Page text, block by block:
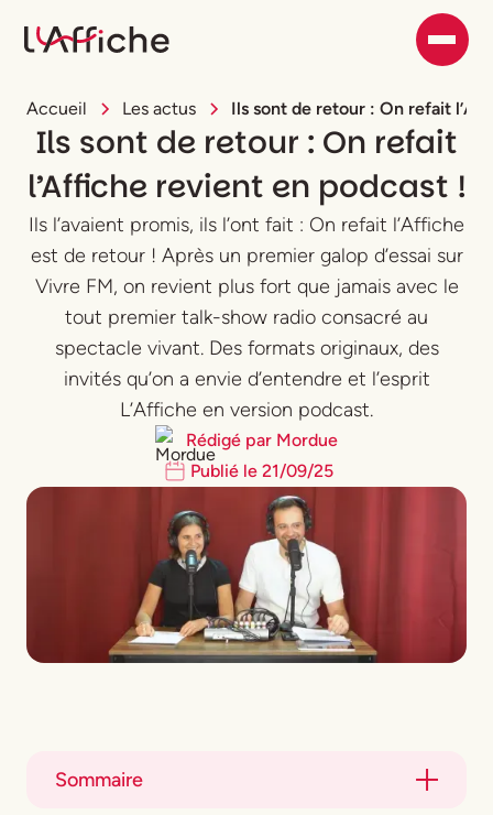
Accueil Les actus Ils sont de retour : On refait
Ils sont de retour : On refait
l’Affiche revient en podcast !
Ils l’avaient promis, ils l’ont fait : On refait l’Affiche
est de retour ! Après un premier galop d’essai sur
Vivre FM, on revient plus fort que jamais avec le
tout premier talk-show radio consacré au
spectacle vivant. Des formats originaux, des
invités qu’on a envie d’entendre et l’esprit
L’Affiche en version podcast.
Rédigé par Mordue
Publié le 21/09/25
Sommaire